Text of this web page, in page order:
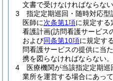
文書で受けなければならない
3
指定定期巡回・随時対応
医師に次条第1項に規定する
看護計画(訪問看護サービス
および同条第10項に規定す
問看護サービスの提供に当
携を図らなければならない。
4
医療機関が当該指定定期
業所を運営する場合にあって